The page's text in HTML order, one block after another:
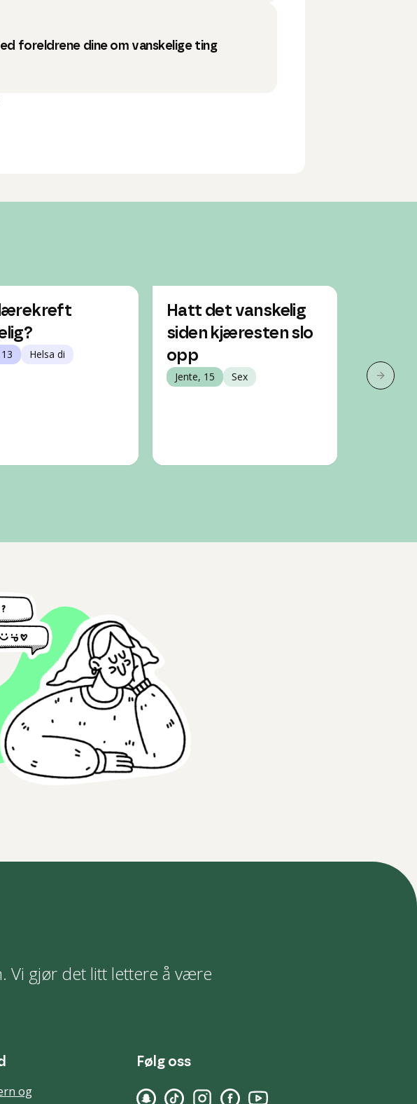
foreldrene dine om vanskelige ting
Helsa di
Hatt det vanskelig
siden kjæresten slo
opp
Jente, 15 Sex
Gutt, 15
Neste
Vi gjør det litt lettere å være
og
Følg oss